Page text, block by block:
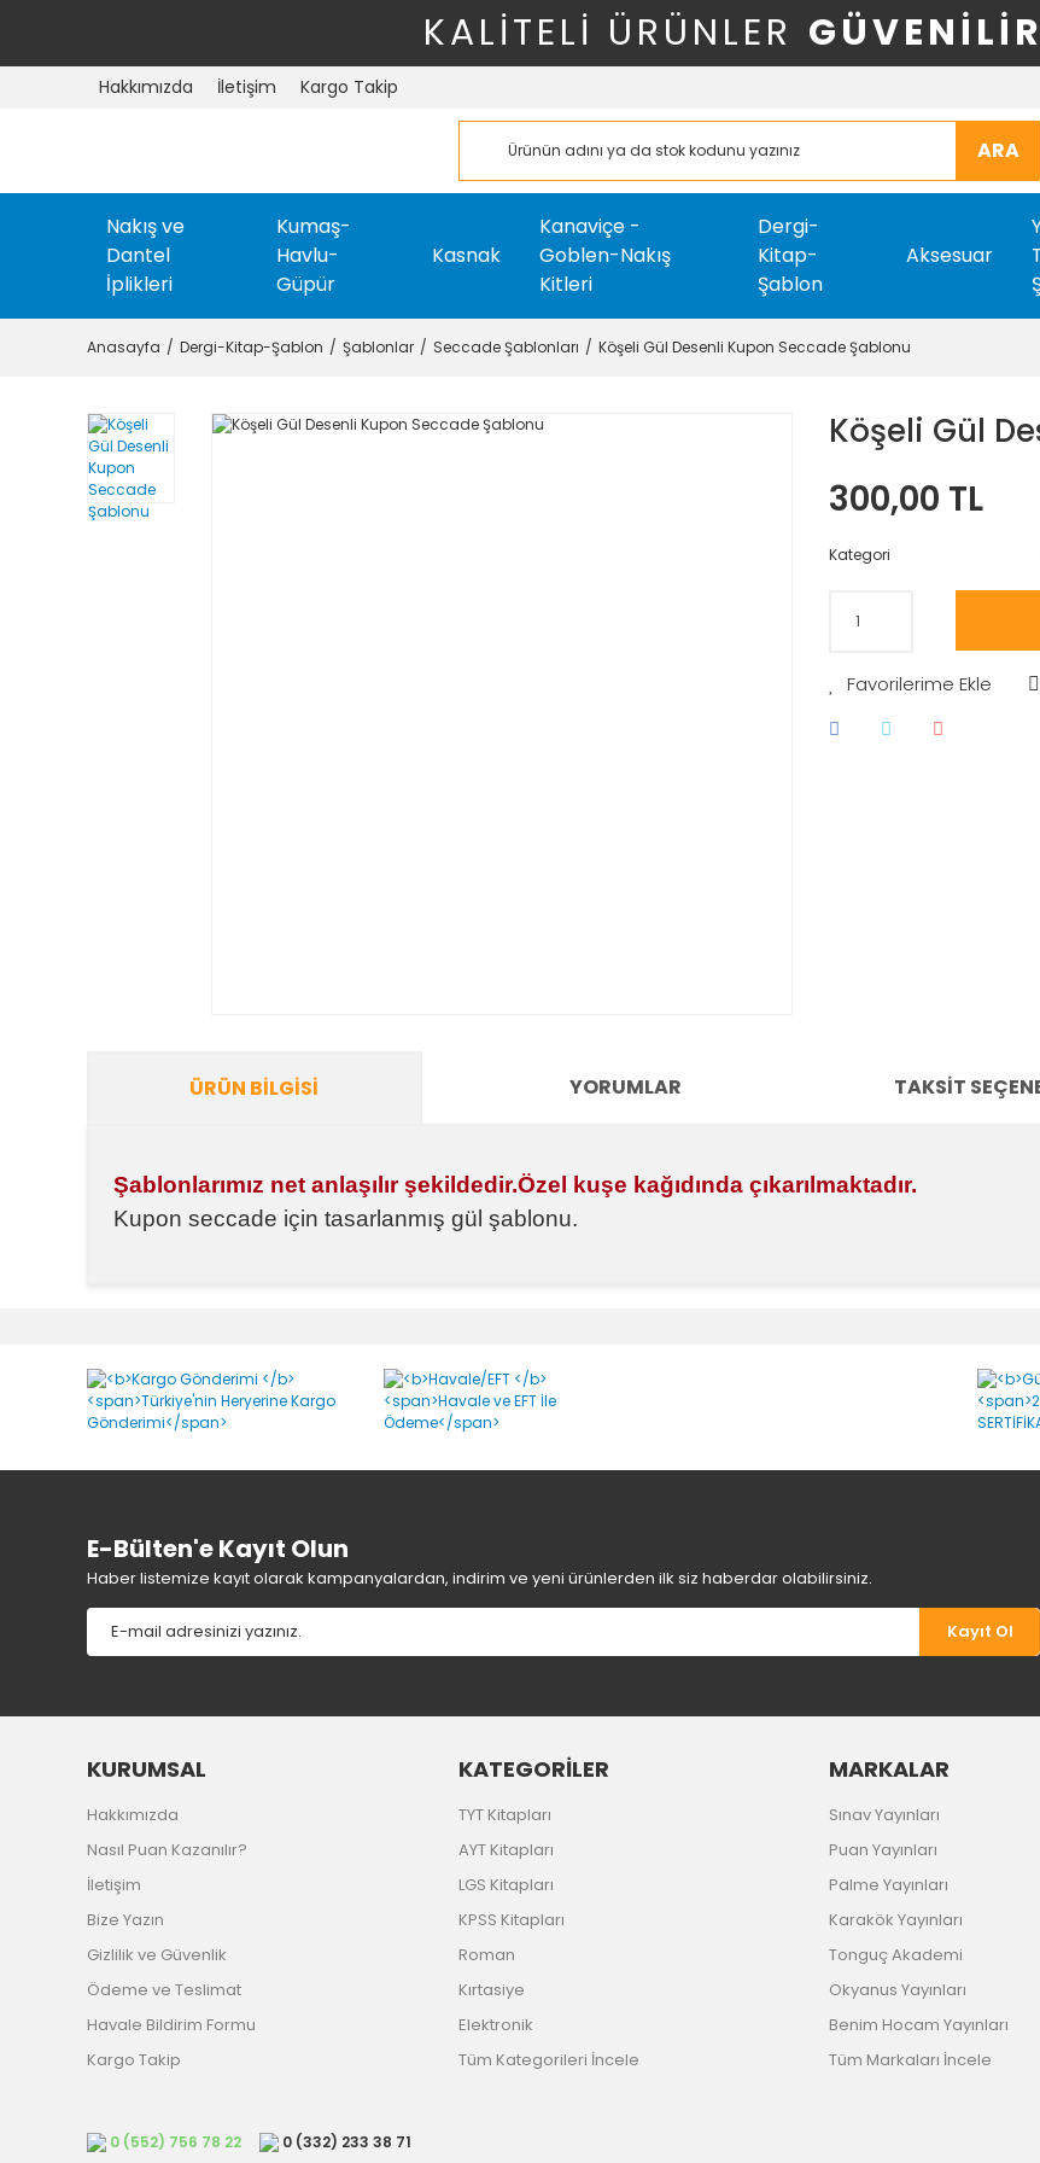
KALİTELİ ÜRÜNLER
Hakkımızda İletişim Kargo Takip
ARA
Nakış ve
Dantel
İplikleri
Kumaş-
Havlu-
Güpür
Kasnak
Kanaviçe -
Goblen-Nakış
Kitleri
Dergi-
Kitap-
Şablon
Aksesuar
Anasayfa Dergi-Kitap-Şablon Şablonlar Seccade Şablonları Köşeli Gül Desenli Kupon Seccade Şablonu
Köşeli Gül
300,00 TL
Kategori
ÜRÜN BILGISI YORUMLAR TAKSIT
Şablonlarımız net anlaşılır şekildedir.Özel kuşe kağıdında çıkarılmaktadır.
Kupon seccade için tasarlanmış gül şablonu.
Ürün resmi kalitesiz, bozuk veya görüntülenemiyor.
Ürün açıklamasında eksik bilgiler bulunuyor.
Ürün bilgilerinde hatalar bulunuyor.
Ürün fiyatı diğer sitelerden daha pahalı.
E-Bülten'e Kayıt Olun
Haber listemize kayıt olarak kampanyalardan, indirim ve yeni ürünlerden ilk siz haberdar olabilirsiniz.
Kayıt Ol
KURUMSAL
Hakkımızda
Nasıl Puan Kazanılır?
İletişim
Bize Yazın
Gizlilik ve Güvenlik
Ödeme ve Teslimat
Havale Bildirim Formu
Kargo Takip
KATEGORİLER
TYT Kitapları
AYT Kitapları
LGS Kitapları
KPSS Kitapları
Roman
Kırtasiye
Elektronik
Tüm Kategorileri İncele
MARKALAR
Sınav Yayınları
Puan Yayınları
Palme Yayınları
Karakök Yayınları
Tonguç Akademi
Okyanus Yayınları
Benim Hocam Yayınları
Tüm Markaları İncele
0 (552) 756 78 22 0 (332) 233 38 71